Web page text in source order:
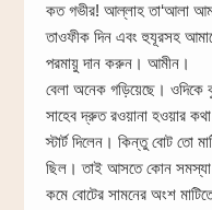
কত গভীর! আল্লাহ তা‘আলা
তাওফীক দিন এবং হুযূরসহ
পরমায়ু দান করুন। আমীন।
বেলা অনেক গড়িয়েছে। ওদিকে
সাহেব দ্রুত রওয়ানা হওয়ার
স্টার্ট দিলেন। কিন্তু বোট তো
ছিল। তাই আসতে কোন সমস্যা
কমে বোটের সামনের অংশ